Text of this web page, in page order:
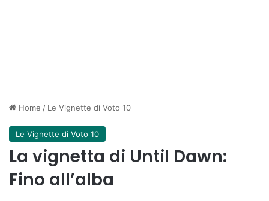
Home / Le Vignette di Voto 10
Le Vignette di Voto 10
La vignetta di Until Dawn:
Fino all’alba